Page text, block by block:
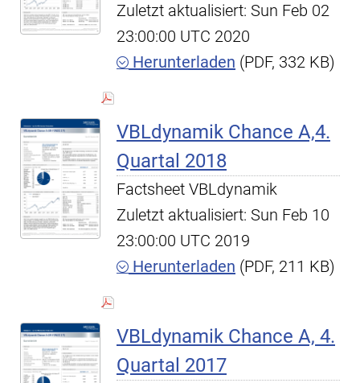
Zuletzt aktualisiert: Sun Feb 02
23:00:00 UTC 2020
Herunterladen (PDF, 332 KB)
VBLdynamik Chance A,4.
Quartal 2018
Factsheet VBLdynamik
Zuletzt aktualisiert: Sun Feb 10
23:00:00 UTC 2019
Herunterladen (PDF, 211 KB)
VBLdynamik Chance A, 4.
Quartal 2017